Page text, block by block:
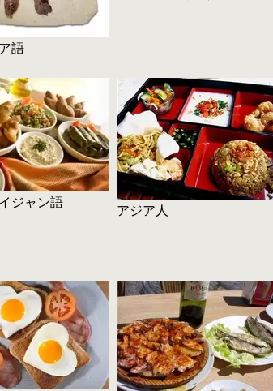
語
ジャン語
アジア人